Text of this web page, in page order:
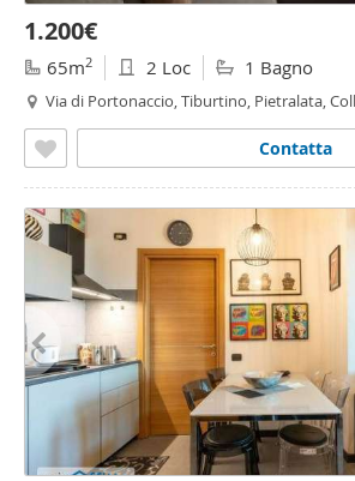
1.200€
65m2 2 Loc 1 Bagno
Via di Portonaccio, Tiburtino, Pietralata,
Contatta